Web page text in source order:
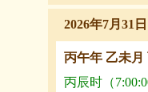
2026年7月31
丙午年 乙未月
丙辰时（